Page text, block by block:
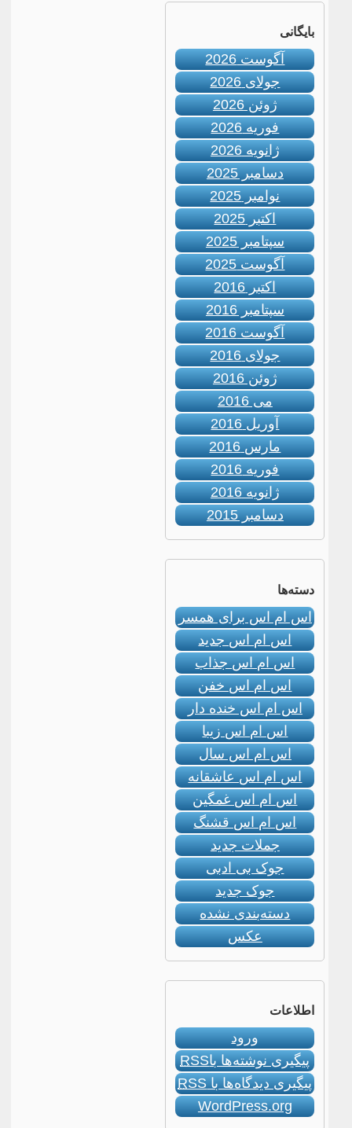
بایگانی
آگوست 2026
جولای 2026
ژوئن 2026
فوریه 2026
ژانویه 2026
دسامبر 2025
نوامبر 2025
اکتبر 2025
سپتامبر 2025
آگوست 2025
اکتبر 2016
سپتامبر 2016
آگوست 2016
جولای 2016
ژوئن 2016
می 2016
آوریل 2016
مارس 2016
فوریه 2016
ژانویه 2016
دسامبر 2015
دسته‌ها
اس ام اس برای همسر
اس ام اس جدید
اس ام اس جذاب
اس ام اس خفن
اس ام اس خنده دار
اس ام اس زیبا
اس ام اس سال
اس ام اس عاشقانه
اس ام اس غمگین
اس ام اس قشنگ
جملات جدید
جوک بی ادبی
جوک جدید
دسته‌بندی نشده
عکس
اطلاعات
ورود
پیگیری نوشته‌ها باRSS
پیگیری دیدگاه‌ها باRSS
WordPress.org